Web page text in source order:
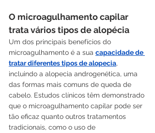
O microagulhamento capilar
trata vários tipos de alopécia
Um dos principais benefícios do
microagulhamento é a sua capacidade de
tratar diferentes tipos de alopecia,
incluindo a alopecia androgenética, uma
das formas mais comuns de queda de
cabelo. Estudos clínicos têm demonstrado
que o microagulhamento capilar pode ser
tão eficaz quanto outros tratamentos
tradicionais, como o uso de